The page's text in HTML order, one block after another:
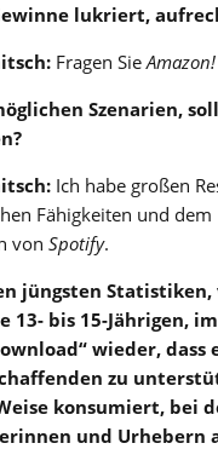
lukriert,
Fragen Sie Amazon!
Szenarien,
Ich habe großen
Fähigkeiten und dem
von Spotify.
jüngsten
13- bis 15-Jährigen,
wieder, dass
zu
konsumiert, bei
und Urhebern